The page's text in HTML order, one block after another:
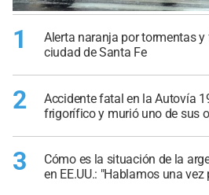
1
Alerta naranja por tormentas
ciudad de Santa Fe
2
Accidente fatal en la Autovía
frigorífico y murió uno de sus
3
Cómo es la situación de la
en EE.UU.: "Hablamos una vez